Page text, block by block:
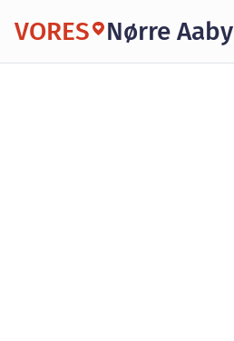
VORES Nørre Aaby